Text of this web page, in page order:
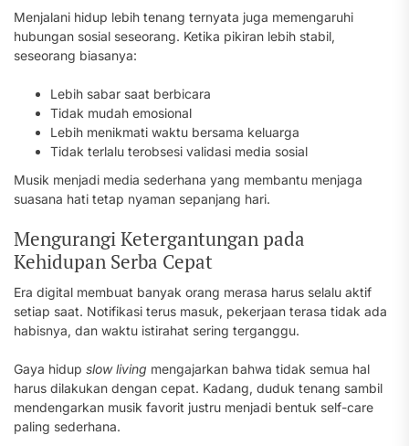
Menjalani hidup lebih tenang ternyata juga memengaruhi
hubungan sosial seseorang. Ketika pikiran lebih stabil,
seseorang biasanya:
Lebih sabar saat berbicara
Tidak mudah emosional
Lebih menikmati waktu bersama keluarga
Tidak terlalu terobsesi validasi media sosial
Musik menjadi media sederhana yang membantu menjaga
suasana hati tetap nyaman sepanjang hari.
Mengurangi Ketergantungan pada
Kehidupan Serba Cepat
Era digital membuat banyak orang merasa harus selalu aktif
setiap saat. Notifikasi terus masuk, pekerjaan terasa tidak ada
habisnya, dan waktu istirahat sering terganggu.
Gaya hidup slow living mengajarkan bahwa tidak semua hal
harus dilakukan dengan cepat. Kadang, duduk tenang sambil
mendengarkan musik favorit justru menjadi bentuk self-care
paling sederhana.